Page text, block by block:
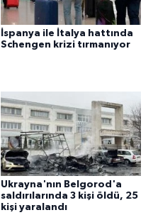
İspanya ile İtalya hattında
Schengen krizi tırmanıyor
Ukrayna'nın Belgorod'a
saldırılarında 3 kişi öldü, 25
kişi yaralandı